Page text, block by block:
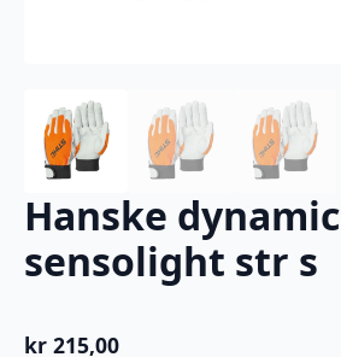
Hanske dynamic
sensolight str s
kr 215,00